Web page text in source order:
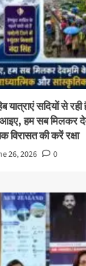
यात्राएं सदियों से
हम सब मिलकर
की करें रक्षा
26, 2026 0